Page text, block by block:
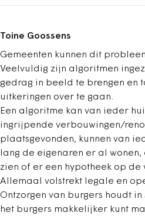
Toine Goossens
Gemeenten kunnen dit
Veelvuldig zijn algoritmen
gedrag in beeld te brengen en
uitkeringen over te gaan.
Een algoritme kan van ieder
ingrijpende verbouwingen/
plaatsgevonden, kunnen van
lang de eigenaren er al
zien of er een hypotheek op de
Allemaal volstrekt legale en
Ontzorgen van burgers houdt
het burgers makkelijker kunt